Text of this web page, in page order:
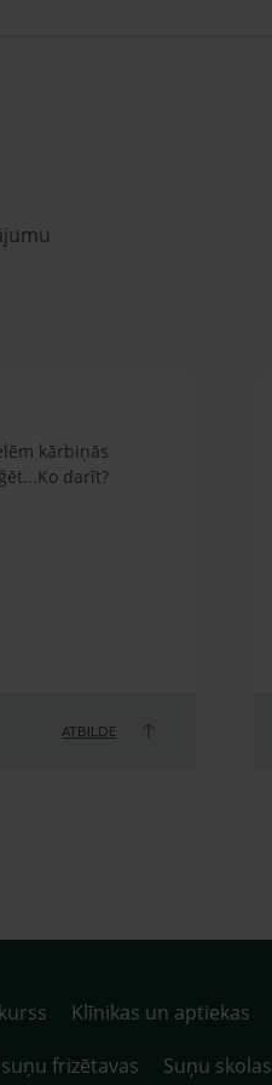
kārbiņās
darīt?
ATBILDE
Klīnikas un aptiekas
frizētavas
Suņu skolas